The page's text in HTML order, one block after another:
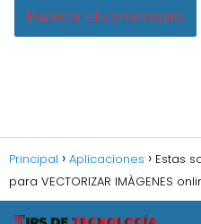
Principal Aplicaciones
Estas
para VECTORIZAR IMÀGENES